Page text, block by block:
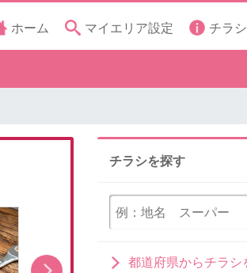
ホーム マイエリア設定 チラ
チラシを探す
都道府県からチラシ